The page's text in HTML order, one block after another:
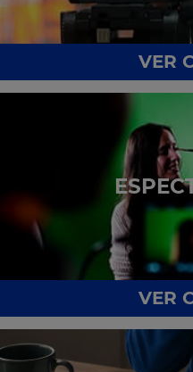
VER
VER